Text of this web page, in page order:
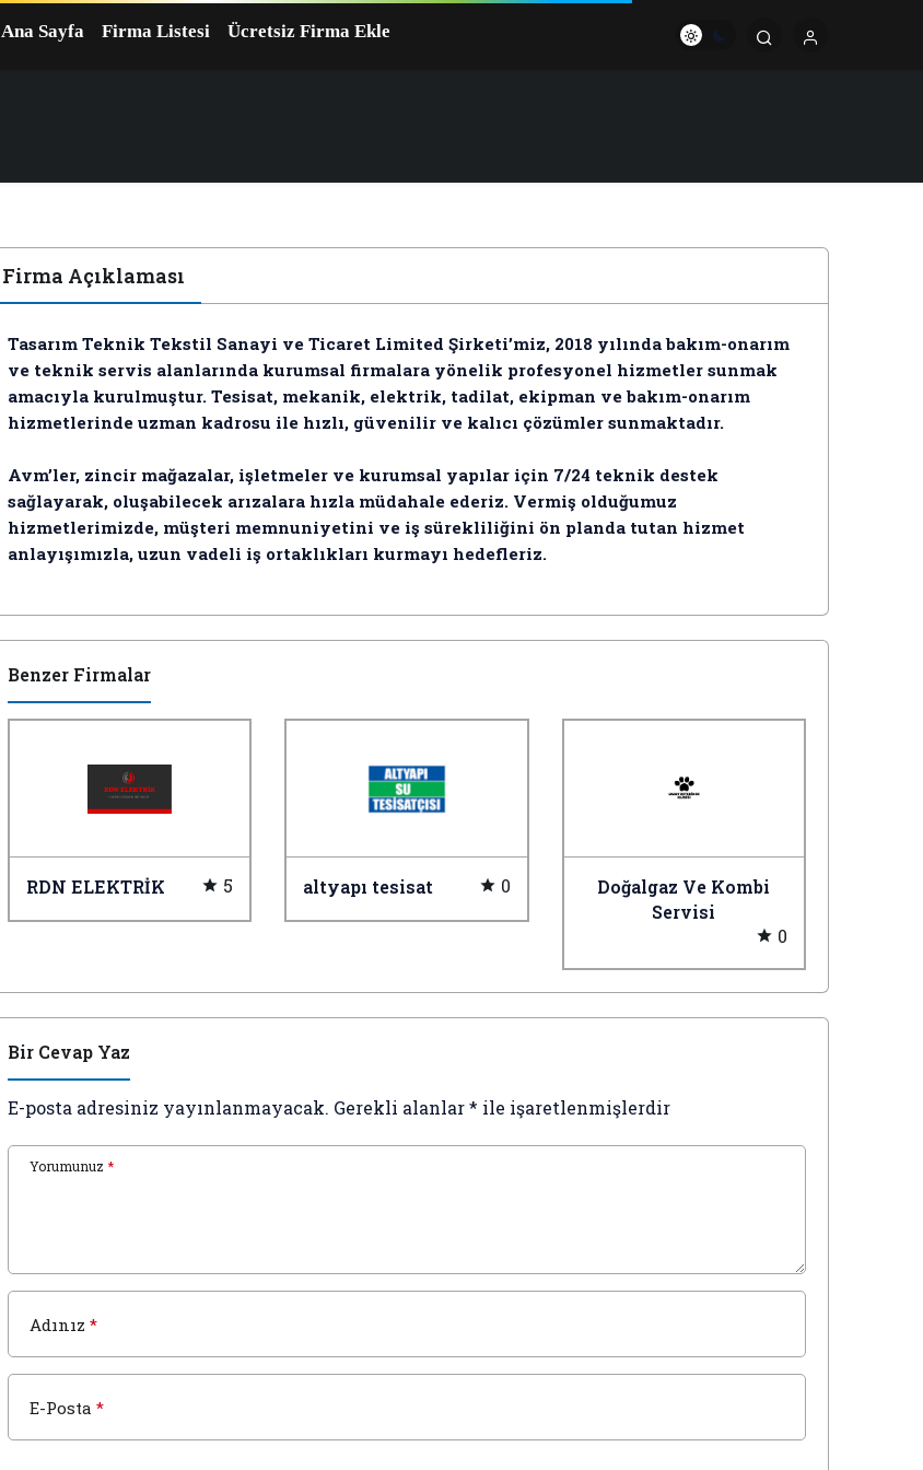
Ana Sayfa Firma Listesi Ücretsiz Firma Ekle
Firma Açıklaması
Tasarım Teknik Tekstil Sanayi ve Ticaret Limited Şirketi’miz, 2018 yılında bakım-onarım
ve teknik servis alanlarında kurumsal firmalara yönelik profesyonel hizmetler sunmak
amacıyla kurulmuştur. Tesisat, mekanik, elektrik, tadilat, ekipman ve bakım-onarım
hizmetlerinde uzman kadrosu ile hızlı, güvenilir ve kalıcı çözümler sunmaktadır.
Avm’ler, zincir mağazalar, işletmeler ve kurumsal yapılar için 7/24 teknik destek
sağlayarak, oluşabilecek arızalara hızla müdahale ederiz. Vermiş olduğumuz
hizmetlerimizde, müşteri memnuniyetini ve iş sürekliliğini ön planda tutan hizmet
anlayışımızla, uzun vadeli iş ortaklıkları kurmayı hedefleriz.
Benzer Firmalar
RDN ELEKTRİK 5 altyapı tesisat 0
Doğalgaz Ve Kombi
Servisi
0
Bir Cevap Yaz
E-posta adresiniz yayınlanmayacak. Gerekli alanlar* ile işaretlenmişlerdir
Yorumunuz *
Adınız *
E-Posta *